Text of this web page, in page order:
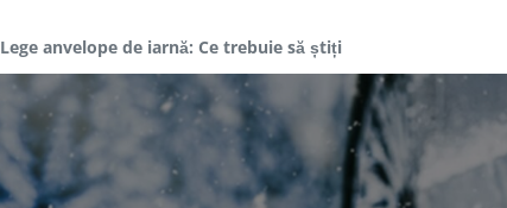
Lege anvelope de iarnă: Ce trebuie să știți